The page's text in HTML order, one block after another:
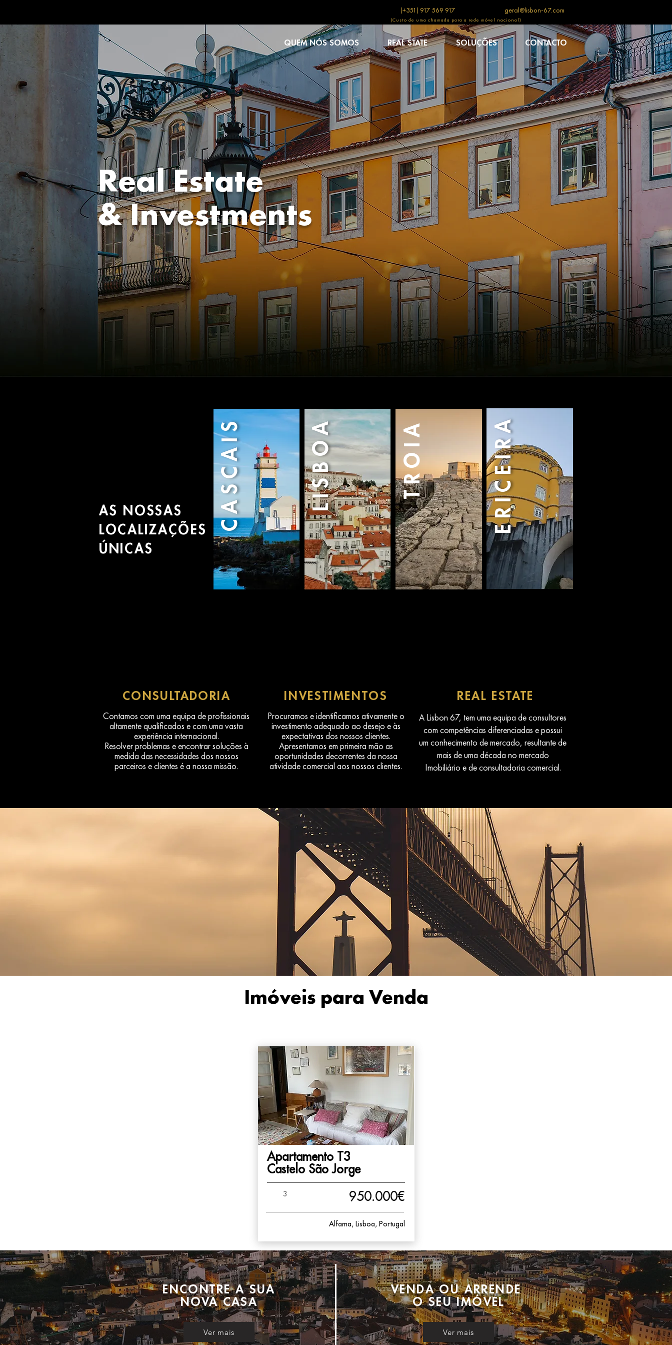
(+351) 917 569 917 geral@lisbon-67.com
(Custo de uma chamada para a rede móvel nacional)
QUEM NÓS SOMOS REAL STATE SOLUÇÕES CONTACTO
Real Estate
& Investments
AS NOSSAS
LOCALIZAÇÕES
ÚNICAS
CASCAIS LISBOA TROIA ERICEIRA
CONSULTADORIA
Contamos com uma equipa de profissionais
altamente qualificados e com uma vasta
experiência internacional.
Resolver problemas e encontrar soluções à
medida das necessidades dos nossos
parceiros e clientes é a nossa missão.
INVESTIMENTOS
Procuramos e identificamos ativamente o
investimento adequado ao desejo e às
expectativas dos nossos clientes.
Apresentamos em primeira mão as
oportunidades decorrentes da nossa
atividade comercial aos nossos clientes.
REAL ESTATE
A Lisbon 67, tem uma equipa de consultores
com competências diferenciadas e possui
um conhecimento de mercado, resultante de
mais de uma década no mercado
Imobiliário e de consultadoria comercial.
Imóveis para Venda
Apartamento T3
Castelo São Jorge
3 950.000€
Alfama, Lisboa, Portugal
ENCONTRE A SUA
NOVA CASA
Ver mais
VENDA OU ARRENDE
O SEU IMÓVEL
Ver mais